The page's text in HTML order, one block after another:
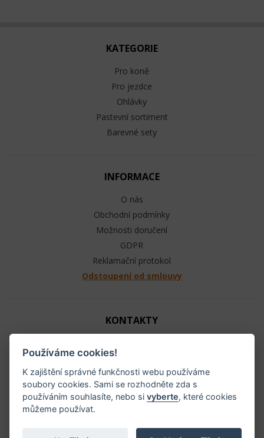
KATEGORIE
Pro koně
Pro jezdce
Ohlávky
Pastevní sortiment
Barevné sety
INFORMACE
O nás
Obchodní podmínky
Možnosti doručení
GDPR
Reklamační protokol
Odstoupení od smlouvy
KONTAKTY
+420 603 104 880
info@raj-ohlavek.cz
IČ: 61655066, DIČ: CZ 740601140
Používáme cookies!
K zajištění správné funkčnosti webu používáme
soubory cookies. Sami se rozhodněte zda s
používáním souhlasíte, nebo sivyberte, které cookies
můžeme používat.